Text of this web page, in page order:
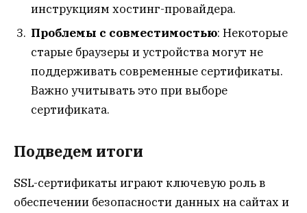
инструкциям хостинг-провайдера.
Проблемы с совместимостью: Некоторые
старые браузеры и устройства могут не
поддерживать современные сертификаты.
Важно учитывать это при выборе
сертификата.
Подведем итоги
SSL-сертификаты играют ключевую роль в
обеспечении безопасности данных на сайтах и